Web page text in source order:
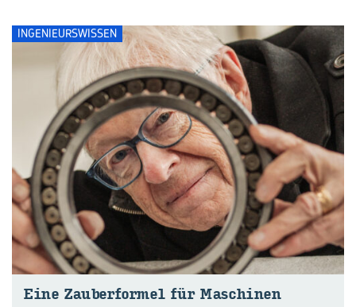
INGENIEURSWISSEN
Eine Zau­ber­for­mel für Ma­schi­nen